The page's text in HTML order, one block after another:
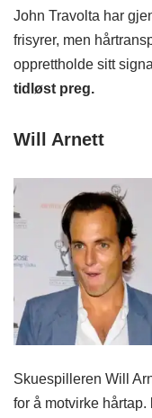
John Travolta har
frisyrer, men
opprettholde sitt
tidløst preg.
Will Arnett
Skuespilleren Will
for å motvirke hårtap.